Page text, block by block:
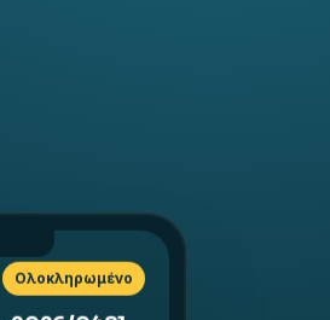
Ολοκληρωμένο